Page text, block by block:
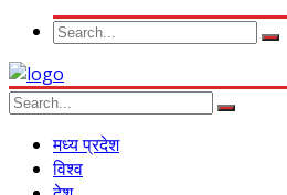
मध्य प्रदेश
विश्व